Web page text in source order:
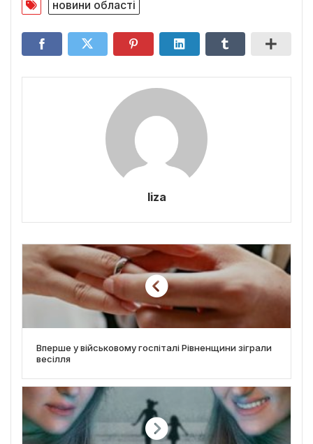
новини області
liza
Вперше у військовому госпіталі Рівненщини зіграли
весілля